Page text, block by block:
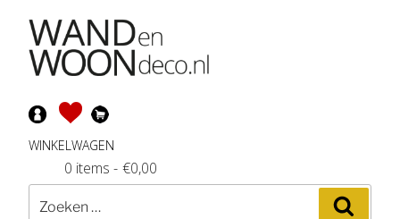
inhoud
WINKELWAGEN
- €0,00
0 items
Zoeken
naar: